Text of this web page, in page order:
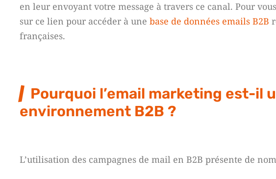
en leur envoyant votre message à travers ce canal. Pour
sur ce lien pour accéder à une base de données emails B2B
françaises.
Pourquoi l’email marketing est-il
environnement B2B ?
L’utilisation des campagnes de mail en B2B présente de